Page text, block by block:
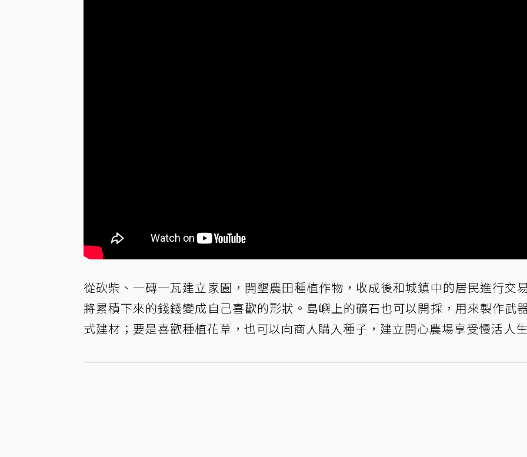
從砍柴、一磚一瓦建立家園，開墾農田種植作物，收成後和城鎮中的居民進行交
將累積下來的錢錢變成自己喜歡的形狀。島嶼上的礦石也可以開採，用來製作武
式建材；要是喜歡種植花草，也可以向商人購入種子，建立開心農場享受慢活人生